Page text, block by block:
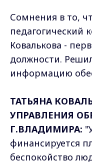
Сомнения в то,
педагогический
Ковалькова -
должности.
информацию
ТАТЬЯНА
УПРАВЛЕНИЯ
Г.ВЛАДИМИРА:
финансируется
беспокойство